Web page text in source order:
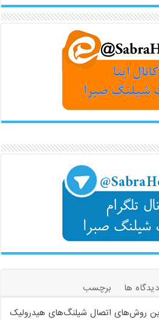
دیدگاه ها
برچسب
روش‌های اتصال شیلنگ‌های هیدرولیک